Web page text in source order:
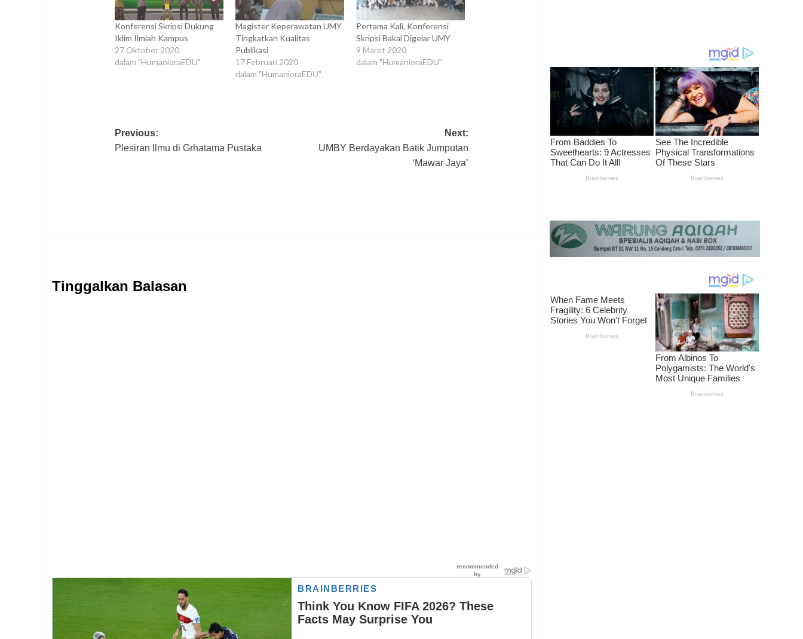
Konferensi Skripsi Dukung
Iklim Ilmiah Kampus
27 Oktober 2020
dalam "HumanioraEDU"
Magister Keperawatan UMY
Tingkatkan Kualitas
Publikasi
17 Februari 2020
dalam "HumanioraEDU"
Pertama Kali, Konferensi
Skripsi Bakal Digelar UMY
9 Maret 2020
dalam "HumanioraEDU"
Post
navigation
Previous:
Plesiran Ilmu di Grhatama Pustaka
Next:
UMBY Berdayakan Batik Jumputan
‘Mawar Jaya’
Tinggalkan Balasan